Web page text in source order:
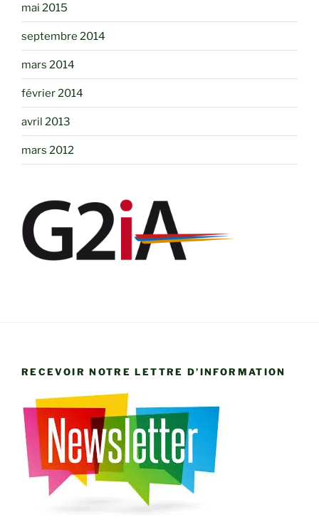
mai 2015
septembre 2014
mars 2014
février 2014
avril 2013
mars 2012
RECEVOIR NOTRE LETTRE D’INFORMATION